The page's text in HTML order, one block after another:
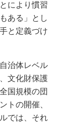
により慣習
ある」とし
と定義づけ
治体レベル
文化財保護
国規模の団
トの開催、
では、それ